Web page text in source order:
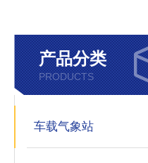
产品分类
PRODUCTS
车载气象站